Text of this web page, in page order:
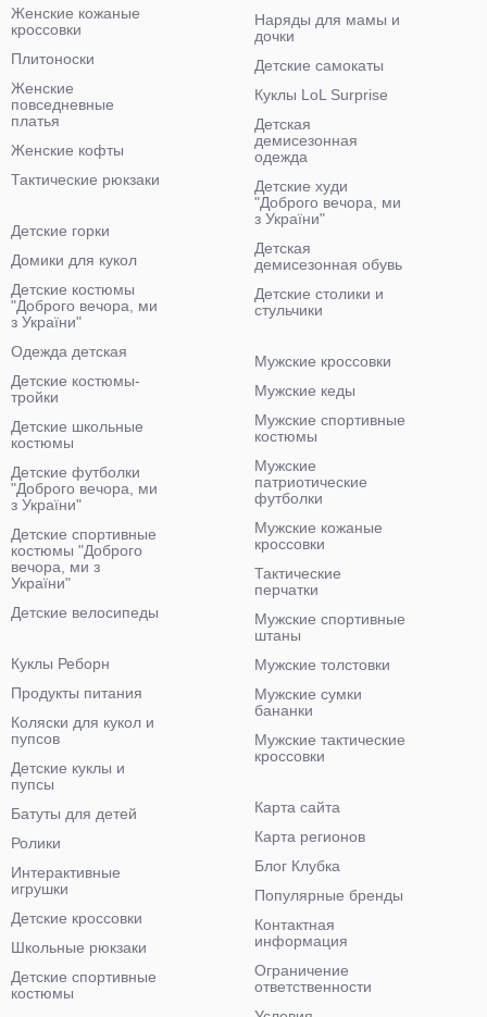
Женские кожаные
кроссовки
Плитоноски
Женские
повседневные
платья
Женские кофты
Тактические рюкзаки
Наряды для мамы и
дочки
Детские самокаты
Куклы LoL Surprise
Детская
демисезонная
одежда
Детские худи
"Доброго вечора, ми
з України"
Детская
демисезонная обувь
Детские столики и
стульчики
Детские горки
Домики для кукол
Детские костюмы
"Доброго вечора, ми
з України"
Одежда детская
Детские костюмы-
тройки
Детские школьные
костюмы
Детские футболки
"Доброго вечора, ми
з України"
Детские спортивные
костюмы "Доброго
вечора, ми з
України"
Детские велосипеды
Мужские кроссовки
Мужские кеды
Мужские спортивные
костюмы
Мужские
патриотические
футболки
Мужские кожаные
кроссовки
Тактические
перчатки
Мужские спортивные
штаны
Мужские толстовки
Мужские сумки
бананки
Мужские тактические
кроссовки
Куклы Реборн
Продукты питания
Коляски для кукол и
пупсов
Детские куклы и
пупсы
Батуты для детей
Ролики
Интерактивные
игрушки
Детские кроссовки
Школьные рюкзаки
Детские спортивные
костюмы
Карта сайта
Карта регионов
Блог Клубка
Популярные бренды
Контактная
информация
Ограничение
ответственности